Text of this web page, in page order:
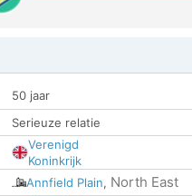
50 jaar
Serieuze relatie
Verenigd
Koninkrijk
Annfield Plain, North East